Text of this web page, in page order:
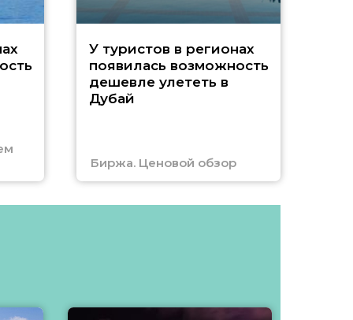
У туристов в регионах
появилась возможность
дешевле улететь в
Дубай
Биржа. Ценовой обзор